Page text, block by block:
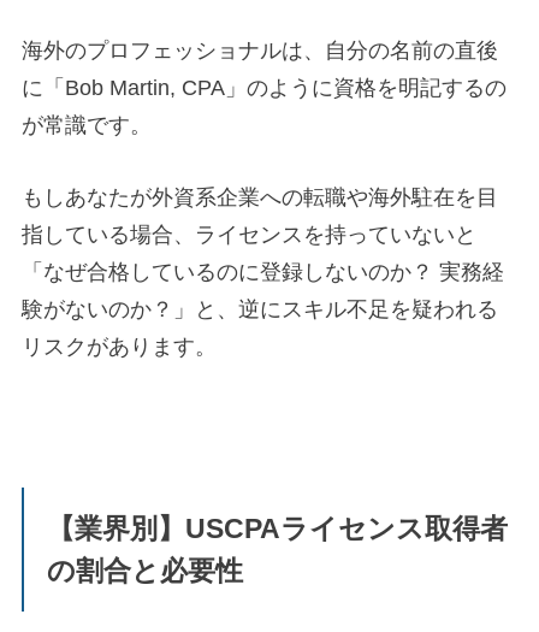
海外のプロフェッショナルは、自分の名前の直後
に「Bob Martin, CPA」のように資格を明記するの
が常識です。
もしあなたが外資系企業への転職や海外駐在を目
指している場合、ライセンスを持っていないと
「なぜ合格しているのに登録しないのか？ 実務経
験がないのか？」と、逆にスキル不足を疑われる
リスクがあります。
【業界別】USCPAライセンス取得者
の割合と必要性